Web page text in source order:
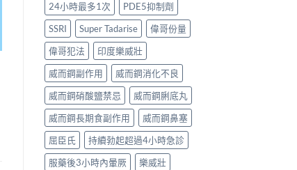
24小時最多1次
PDE5抑制劑
SSRI
Super Tadarise
偉哥份量
偉哥犯法
印度樂威壯
威而鋼副作用
威而鋼消化不良
威而鋼硝酸鹽禁忌
威而鋼脷底丸
威而鋼長期食副作用
威而鋼鼻塞
屈臣氏
持續勃起超過4小時急診
服藥後3小時內暈厥
樂威壯